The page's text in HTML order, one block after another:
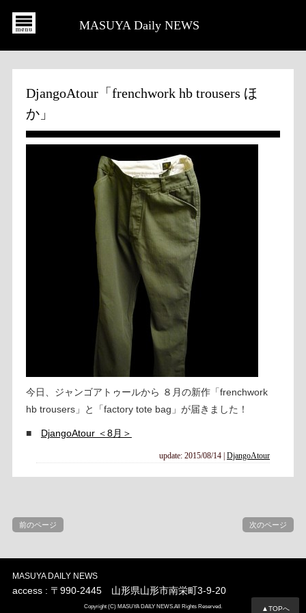
MASUYA Daily NEWS
▲TOPへ
DjangoAtour「frenchwork hb trousers ほ
か」
今日、ジャンゴアトゥールから ８月の新作「frenchwork
hb trousers」と「factory tote bag」が届きました！
■ DjangoAtour ＜8月＞
update: 2015/08/14 |DjangoAtour
前のページ 次のページ
MASUYA DAILY NEWS
access : 〒990-2445 山形県山形市南栄町3-9-20
Copyright (C) MASUYA DAILY NEWS.All Rights Reserved.